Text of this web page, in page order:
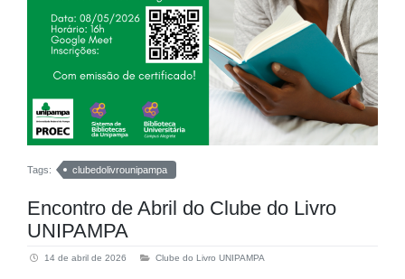
Tags: clubedolivrounipampa
Encontro de Abril do Clube do Livro
UNIPAMPA
14 de abril de 2026 Clube do Livro UNIPAMPA